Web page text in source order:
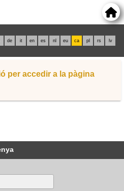
de it en es nl eu ca pl rs lv
per accedir a la pàgina